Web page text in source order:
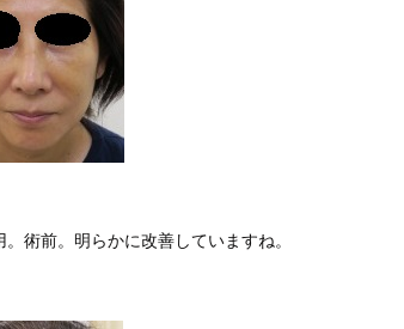
。術前。明らかに改善していますね。